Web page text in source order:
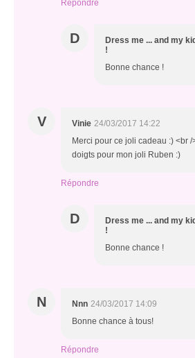
Répondre
D
Dress me ... and my
!
Bonne chance !
V Vinie 24/03/2017 14:22
Merci pour ce joli cadeau :) <br
doigts pour mon joli Ruben :)
Répondre
D
Dress me ... and my
!
Bonne chance !
N Nnn 24/03/2017 14:09
Bonne chance à tous!
Répondre